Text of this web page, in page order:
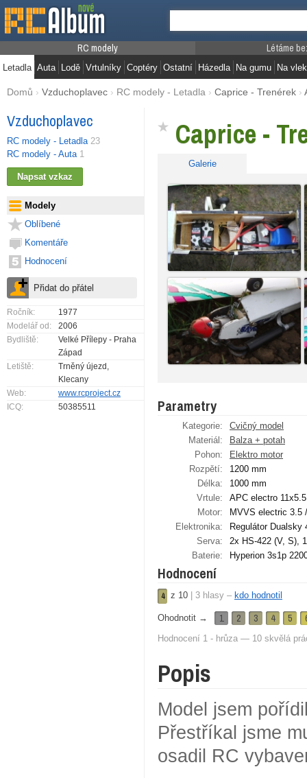
RC modely
Letadla Auta Lodě Vrtulníky Coptéry Ostatní
Létáme
Házedla Na gumu Na vlek
Domů › Vzduchoplavec › RC modely - Letadla › Caprice - Trenérek ›
Vzduchoplavec
RC modely - Letadla 23
RC modely - Auta 1
Modely
Oblíbené
Komentáře
Hodnocení
Ročník:
1977
Modelář od:
2006
Bydliště:
Velké Přílepy - Praha
Západ
Letiště:
Trněný újezd,
Klecany
Web:
www.rcproject.cz
ICQ:
50385511
Caprice -
Galerie
Parametry
Kategorie:
Cvičný model
Materiál:
Balza + potah
Pohon:
Elektro motor
Rozpětí:
1200 mm
Délka:
1000 mm
Vrtule:
APC electro 11x5.5
Motor:
MVVS electric 3.5
Elektronika:
Regulátor Dualsky
Serva:
2x HS-422 (V, S),
Baterie:
Hyperion 3s1p
Hodnocení
4 z 10 3 hlasy – kdo hodnotil
Ohodnotit → 1 2 3 4 5
Hodnocení 1 - hrůza — 10 skvělá
Popis
Model jsem
Přestříkal jsme
osadil RC